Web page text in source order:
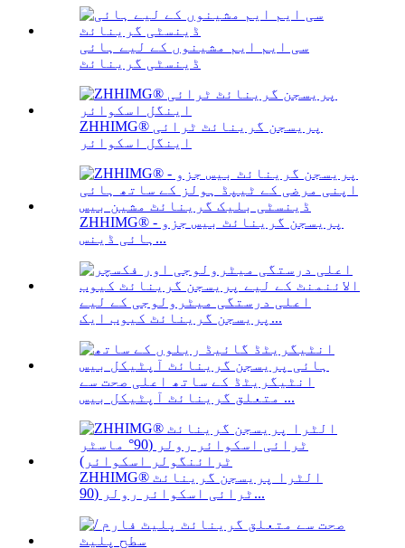
سی ایم ایم مشینوں کے لیے ہائی
ڈینسٹی گرینائٹ
ZHHIMG® پریسجن گرینائٹ ٹرائی
اینگل اسکوائر
ZHHIMG® پریسجن گرینائٹ بیس جزو -
ہائی ڈینس...
اعلی درستگی میٹرولوجی کے لیے
پریسجن گرینائٹ کیوب ایک...
انٹیگریٹڈ کے ساتھ اعلی صحت سے
متعلق گرینائٹ آپٹیکل بیس ...
ZHHIMG® الٹرا پریسجن گرینائٹ
ٹرائی اسکوائر رولر (90...